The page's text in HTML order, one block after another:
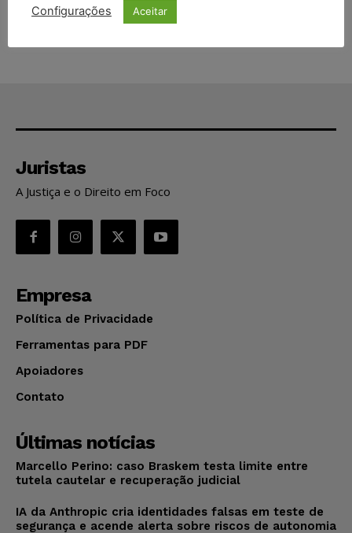
dos jogos de azar no Brasil
Juristas
A Justiça e o Direito em Foco
Empresa
Política de Privacidade
Ferramentas para PDF
Apoiadores
Contato
Últimas notícias
Marcello Perino: caso Braskem testa limite entre
tutela cautelar e recuperação judicial
IA da Anthropic cria identidades falsas em teste de
segurança e acende alerta sobre riscos de autonomia
Configurações Aceitar